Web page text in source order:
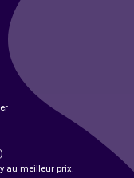
au meilleur prix.